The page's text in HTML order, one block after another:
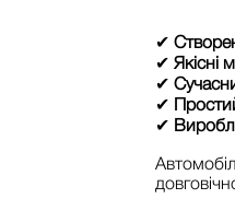
✔
✔ Якісні
✔
✔
✔